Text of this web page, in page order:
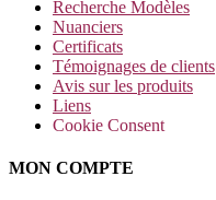
Recherche Modèles
Nuanciers
Certificats
Témoignages de clients
Avis sur les produits
Liens
Cookie Consent
MON COMPTE